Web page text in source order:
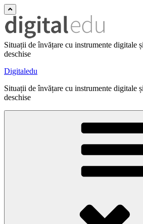
Situații de învățare cu instrumente digitale
deschise
Digitaledu
Situații de învățare cu instrumente digitale
deschise